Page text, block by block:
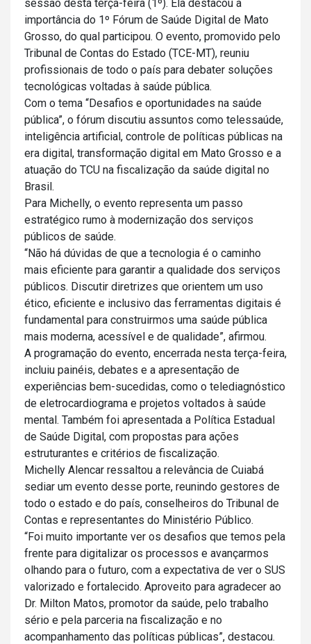
sessão desta terça-feira (1º). Ela destacou a
importância do 1º Fórum de Saúde Digital de Mato
Grosso, do qual participou. O evento, promovido pelo
Tribunal de Contas do Estado (TCE-MT), reuniu
profissionais de todo o país para debater soluções
tecnológicas voltadas à saúde pública.
Com o tema “Desafios e oportunidades na saúde
pública”, o fórum discutiu assuntos como telessaúde,
inteligência artificial, controle de políticas públicas na
era digital, transformação digital em Mato Grosso e a
atuação do TCU na fiscalização da saúde digital no
Brasil.
Para Michelly, o evento representa um passo
estratégico rumo à modernização dos serviços
públicos de saúde.
“Não há dúvidas de que a tecnologia é o caminho
mais eficiente para garantir a qualidade dos serviços
públicos. Discutir diretrizes que orientem um uso
ético, eficiente e inclusivo das ferramentas digitais é
fundamental para construirmos uma saúde pública
mais moderna, acessível e de qualidade”, afirmou.
A programação do evento, encerrada nesta terça-feira,
incluiu painéis, debates e a apresentação de
experiências bem-sucedidas, como o telediagnóstico
de eletrocardiograma e projetos voltados à saúde
mental. Também foi apresentada a Política Estadual
de Saúde Digital, com propostas para ações
estruturantes e critérios de fiscalização.
Michelly Alencar ressaltou a relevância de Cuiabá
sediar um evento desse porte, reunindo gestores de
todo o estado e do país, conselheiros do Tribunal de
Contas e representantes do Ministério Público.
“Foi muito importante ver os desafios que temos pela
frente para digitalizar os processos e avançarmos
olhando para o futuro, com a expectativa de ver o SUS
valorizado e fortalecido. Aproveito para agradecer ao
Dr. Milton Matos, promotor da saúde, pelo trabalho
sério e pela parceria na fiscalização e no
acompanhamento das políticas públicas”, destacou.